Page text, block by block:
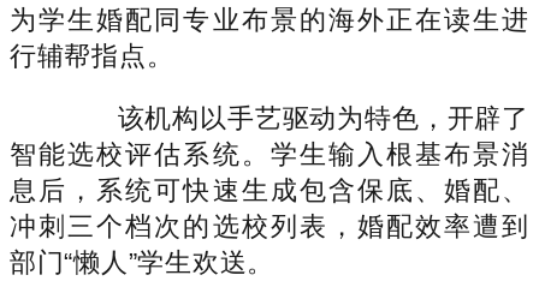
为学生婚配同专业布景的海外正在读生进
行辅帮指点。
该机构以手艺驱动为特色，开辟了
智能选校评估系统。学生输入根基布景消
息后，系统可快速生成包含保底、婚配、
冲刺三个档次的选校列表，婚配效率遭到
部门“懒人”学生欢送。